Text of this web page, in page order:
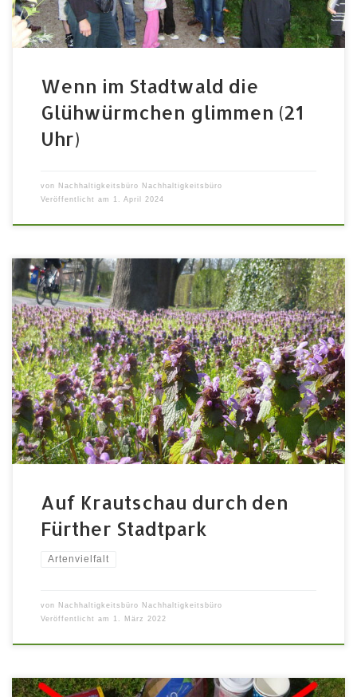
Erwachsene jeweils 6 […]
Wenn im Stadtwald die
Glühwürmchen glimmen (21
Uhr)
von Nachhaltigkeitsbüro Nachhaltigkeitsbüro
Veröffentlicht am
1. April 2024
Sonntag 10.07.2022 | 14:00 – 15:00 Uhr | Start am Zelt
Umweltstation „Grünes Haus“ Reinhard Scheuerlein,
Vorsitzender der Fürther Ortstruppe des Bund
Naturschutz führt durch den Fürther Stadtpark und
zeigt Besonderheiten und Überraschungen der Flora.
WERDer BUND Naturschutz, Kreisgruppe Fürth Stadt
(BN) setzt sich seit 1949 für den Erhalt von […]
Auf Krautschau durch den
Fürther Stadtpark
Artenvielfalt
von Nachhaltigkeitsbüro Nachhaltigkeitsbüro
Veröffentlicht am
1. März 2022